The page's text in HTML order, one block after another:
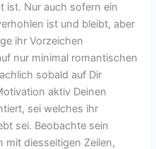
ist. Nur auch sofern ein
ist und bleibt, aber
ihr Vorzeichen
nur minimal romantischen
sobald auf Dir
aktiv Deinen
sei welches ihr
sei. Beobachte sein
mit diesseitigen Zeilen,